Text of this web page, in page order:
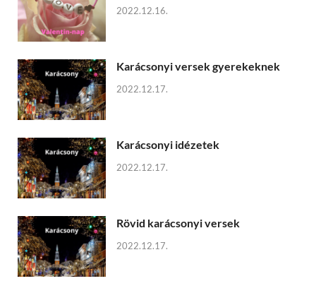
2022.12.16.
Karácsonyi versek gyerekeknek
2022.12.17.
Karácsonyi idézetek
2022.12.17.
Rövid karácsonyi versek
2022.12.17.